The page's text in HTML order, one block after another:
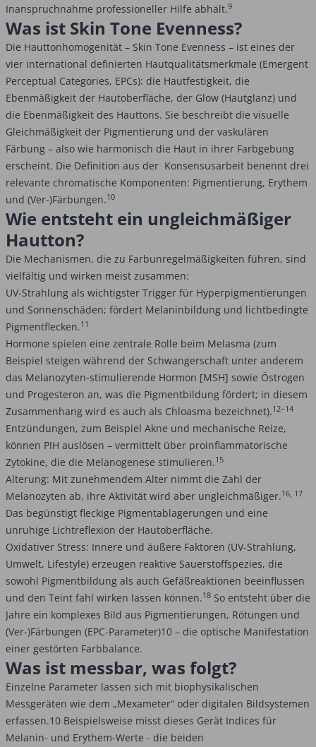
Inanspruchnahme professioneller Hilfe abhält.9
Was ist Skin Tone Evenness?
Die Hauttonhomogenität – Skin Tone Evenness – ist eines der
vier inter­national definierten Hautqualitätsmerkmale (Emergent
Perceptual Categories, EPCs): die Hautfestigkeit, die
Ebenmäßigkeit der Hautoberfläche, der Glow (Hautglanz) und
die Ebenmäßigkeit des Hauttons. Sie beschreibt die visuelle
Gleichmä­ßigkeit der Pigmentierung und der vaskulären
Färbung – also wie harmonisch die Haut in ihrer Farbgebung
erscheint. Die Definition aus der Konsensusarbeit benennt drei
relevante chromatische Komponenten: Pigmentierung, Erythem
und (Ver-)Färbungen.10
Wie entsteht ein ungleichmäßiger
Hautton?
Die Mechanismen, die zu Farbunregelmäßigkeiten führen, sind
vielfältig und wirken meist zusammen:
UV-Strahlung als wichtigster Trigger für Hyperpigmentierungen
und Sonnenschäden; fördert Melaninbildung und lichtbedingte
Pigmentflecken.11
Hormone spielen eine zentrale Rolle beim Melasma (zum
Beispiel steigen während der Schwangerschaft unter anderem
das Melanozyten-stimulierende Hormon [MSH] sowie Östrogen
und Progesteron an, was die Pigmentbildung fördert; in diesem
Zusammenhang wird es auch als Chloasma bezeichnet).12–14
Entzündungen, zum Beispiel Akne und mechanische Reize,
können PIH auslösen – vermittelt über proinflammatorische
Zytokine, die die Melanogenese stimulieren.15
Alterung: Mit zunehmendem Alter nimmt die Zahl der
Melanozyten ab, ihre Aktivität wird aber ungleichmäßiger.16, 17
Das begünstigt fleckige Pigmentablagerungen und eine
unruhige Lichtreflexion der Hautoberfläche.
Oxidativer Stress: Innere und äußere Faktoren (UV-Strahlung,
Umwelt, Lifestyle) erzeugen reaktive Sauerstoffspezies, die
sowohl Pigmentbildung als auch Gefäßreaktionen beeinflussen
und den Teint fahl wirken lassen können.18 So entsteht über die
Jahre ein komplexes Bild aus Pigmentierungen, Rötungen und
(Ver-)Färbungen (EPC-Parameter)10 – die optische Manifestation
einer gestörten Farbbalance.
Was ist messbar, was folgt?
Einzelne Parameter lassen sich mit biophysikalischen
Messgeräten wie dem „Mexameter“ oder digitalen Bildsystemen
erfassen.10 Beispielsweise misst dieses Gerät Indices für
Melanin- und Erythem-Werte - die beiden